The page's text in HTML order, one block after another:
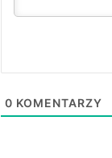
0 KOMENTARZY